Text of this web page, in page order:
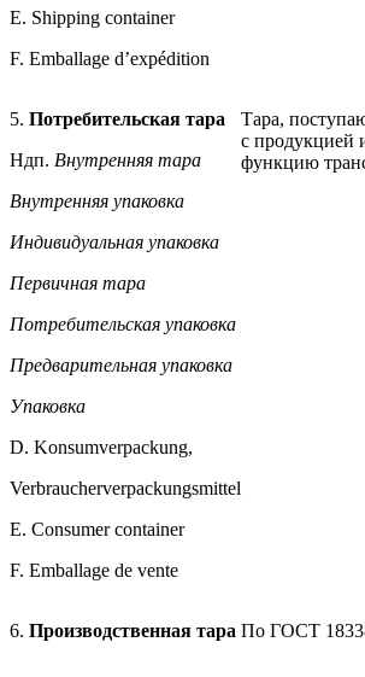
Е. Shipping container
F. Emballage d’expédition
5. Потребительская тара
Ндп. Внутренняя тара
Внутренняя упаковка
Индивидуальная упаковка
Первичная тара
Потребительская упаковка
Предварительная упаковка
Упаковка
D. Konsumverpackung,
Verbraucherverpackungsmittel
Е. Consumer container
F. Emballage de vente
Тара,
с продукцией
функцию
6. Производственная тара По ГОСТ